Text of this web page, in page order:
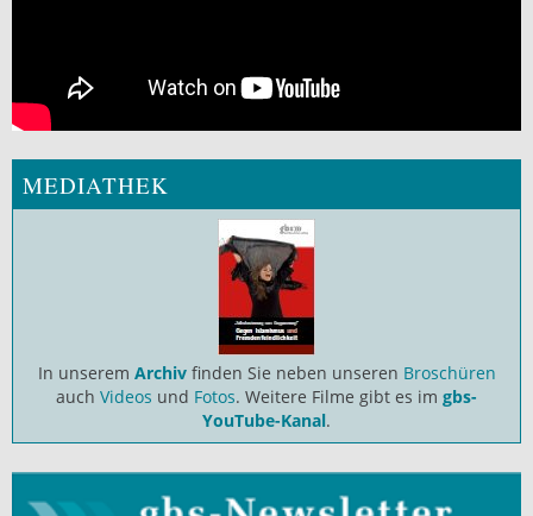
MEDIATHEK
In unserem Archiv finden Sie neben unseren Broschüren
auch Videos und Fotos. Weitere Filme gibt es im gbs-
YouTube-Kanal.